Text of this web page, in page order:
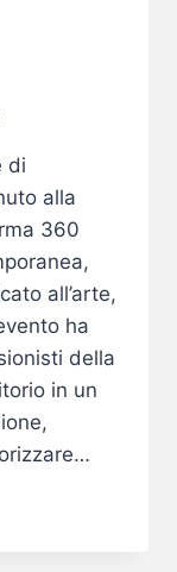
di
alla
360
all’arte,
ha
della
in un